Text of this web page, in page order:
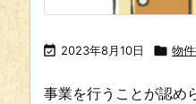
 2023年8月10日  物
事業を行うことが認め